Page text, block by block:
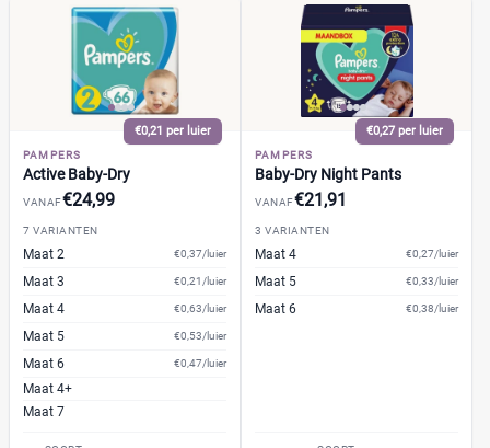
Drogist
Etos
Kruidvat
Supermarkt (235)
Aldi
Boon's Markt
Dekamarkt
▼
€0,21 per luier
PAMPERS
Active Baby-Dry
VANAF€24,99
7 VARIANTEN
Maat 2 €0,37/luier
Maat 3 €0,21/luier
Maat 4 €0,63/luier
Maat 5 €0,53/luier
Maat 6 €0,47/luier
Maat 4+
Maat 7
€0,27 per luier
PAMPERS
Baby-Dry Night Pants
VANAF€21,91
3 VARIANTEN
Maat 4 €0,27/luier
Maat 5 €0,33/luier
Maat 6 €0,38/luier